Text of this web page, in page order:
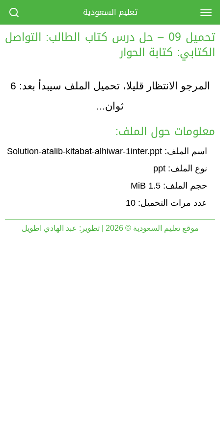
تحميل 09 – حل درس كتاب الطالب: التواصل
الكتابي: كتابة الحوار
المرجو الانتظار قليلا، تحميل الملف سيبدأ بعد: 6
ثوان...
معلومات حول الملف:
اسم الملف: Solution-atalib-kitabat-alhiwar-1inter.ppt
نوع الملف: ppt
حجم الملف: 1.5 MiB
عدد مرات التحميل: 10
موقع تعليم السعودية © 2026 | تطوير: عبد الهادي اطويل
تعليم السعودية